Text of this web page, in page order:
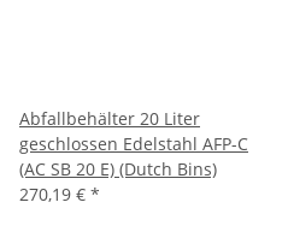
Abfallbehälter 20 Liter
geschlossen Edelstahl AFP-C
(AC SB 20 E) (Dutch Bins)
270,19 € *